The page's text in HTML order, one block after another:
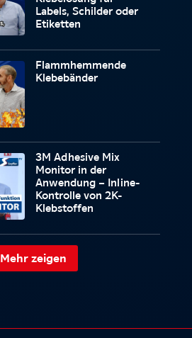
Labels, Schilder oder
Etiketten
Flammhemmende
Klebebänder
3M Adhesive Mix
Monitor in der
Anwendung – Inline-
Kontrolle von 2K-
Klebstoffen
Mehr zeigen